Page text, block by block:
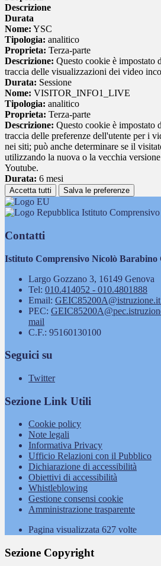
Descrizione
Durata
Nome: YSC
Tipologia: analitico
Proprieta: Terza-parte
Descrizione: Questo cookie è impostato
traccia delle visualizzazioni dei video
Durata: Sessione
Nome: VISITOR_INFO1_LIVE
Tipologia: analitico
Proprieta: Terza-parte
Descrizione: Questo cookie è impostato
traccia delle preferenze dell'utente per i
nei siti; può anche determinare se il
utilizzando la nuova o la vecchia
Youtube.
Durata: 6 mesi
Accetta tutti Salva le preferenze
Istituto
Contatti
Istituto Comprensivo Nicolò Barabino
Largo Gozzano 3, 16149 Genova
Tel: 010.414052 - 010.4801888
Email: GEIC85200A@istruzione.it
PEC:
mail
C.F.: 95160130100
Seguici su
Twitter
Sezione Link Utili
Cookie policy
Note legali
Informativa Privacy
Ufficio Relazioni con il Pubblico
Dichiarazione di accessibilità
Obiettivi di accessibilità
Whistleblowing
Gestione consensi cookie
Amministrazione trasparente
Pagina visualizzata 627 volte
Sezione Copyright